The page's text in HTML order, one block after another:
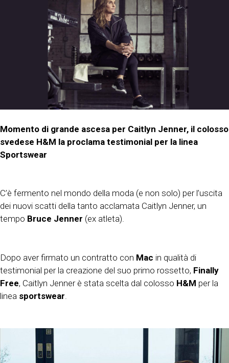
Momento di grande ascesa per Caitlyn Jenner, il colosso
svedese H&M la proclama testimonial per la linea
Sportswear
C’è fermento nel mondo della moda (e non solo) per l’uscita
dei nuovi scatti della tanto acclamata Caitlyn Jenner, un
tempo Bruce Jenner (ex atleta).
Dopo aver firmato un contratto con Mac in qualità di
testimonial per la creazione del suo primo rossetto, Finally
Free, Caitlyn Jenner è stata scelta dal colosso H&M per la
linea sportswear